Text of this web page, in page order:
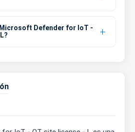
Defender for IoT -